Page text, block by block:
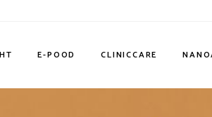
E-POOD CLINICCARE